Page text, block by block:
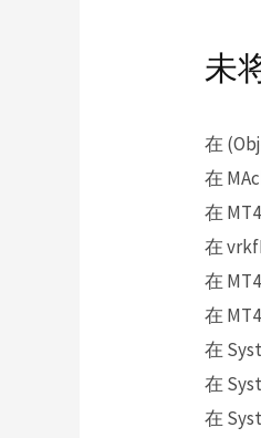
未
在
在
在
在
在
在
在
在
在